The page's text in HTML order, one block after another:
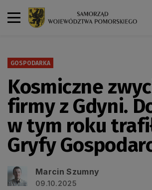
GOSPODARKA
Kosmiczne
firmy z Gdyni.
w tym roku
Gryfy
Marcin Szumny
09.10.2025